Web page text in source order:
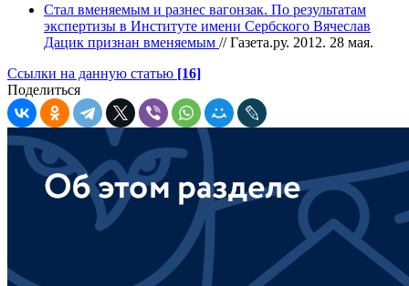
Стал вменяемым и разнес вагонзак. По результатам
экспертизы в Институте имени Сербского Вячеслав
Дацик признан вменяемым // Газета.ру. 2012. 28 мая.
Ссылки на данную статью [16]
Поделиться